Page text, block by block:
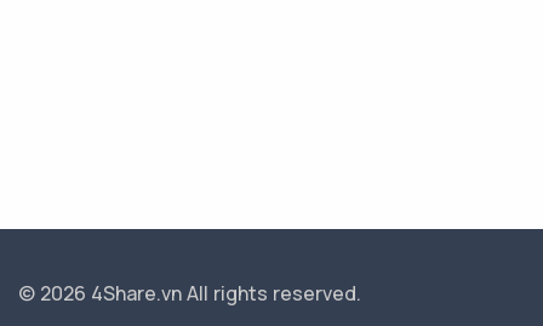
© 2026 4Share.vnAll rights reserved.